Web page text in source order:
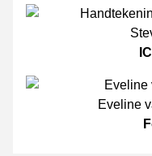
Eveline